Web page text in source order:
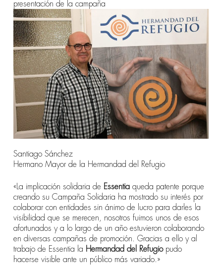
presentación de la campaña
Santiago Sánchez
Hermano Mayor de la Hermandad del Refugio
«La implicación solidaria de Essentiaqueda patente porque
creando su Campaña Solidaria ha mostrado su interés por
colaborar con entidades sin ánimo de lucro para darles la
visibilidad que se merecen, nosotros fuimos unos de esos
afortunados y a lo largo de un año estuvieron colaborando
en diversas campañas de promoción. Gracias a ello y al
trabajo de Essentia la Hermandad del Refugiopudo
hacerse visible ante un público más variado.»